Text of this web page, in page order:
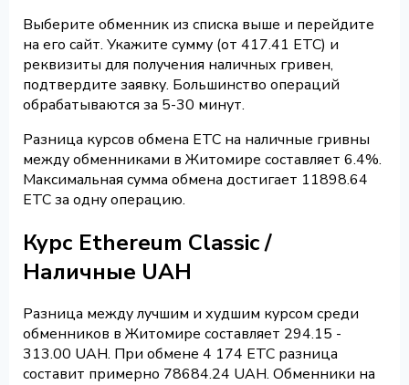
Выберите обменник из списка выше и перейдите
на его сайт. Укажите сумму (от 417.41 ETC) и
реквизиты для получения наличных гривен,
подтвердите заявку. Большинство операций
обрабатываются за 5-30 минут.
Разница курсов обмена ETC на наличные гривны
между обменниками в Житомире составляет 6.4%.
Максимальная сумма обмена достигает 11898.64
ETC за одну операцию.
Курс Ethereum Classic /
Наличные UAH
Разница между лучшим и худшим курсом среди
обменников в Житомире составляет 294.15 -
313.00 UAH. При обмене 4 174 ETC разница
составит примерно 78684.24 UAH. Обменники на